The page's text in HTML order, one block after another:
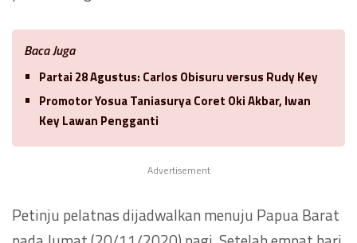
Baca Juga
Partai 28 Agustus: Carlos Obisuru versus Rudy Key
Promotor Yosua Taniasurya Coret Oki Akbar, Iwan
Key Lawan Pengganti
Advertisement
Petinju pelatnas dijadwalkan menuju Papua Barat